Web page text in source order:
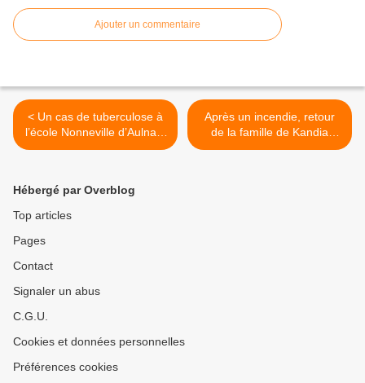
Ajouter un commentaire
< Un cas de tuberculose à
l’école Nonneville d’Aulnay-
sous-Bois
Après un incendie, retour
de la famille de Kandia
dans son appartement de la
Hébergé par Overblog
Top articles
Pages
Contact
Signaler un abus
C.G.U.
Cookies et données personnelles
Préférences cookies